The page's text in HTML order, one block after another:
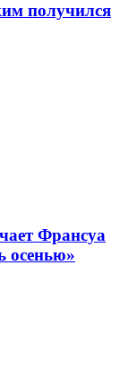
получился
Франсуа
осенью»